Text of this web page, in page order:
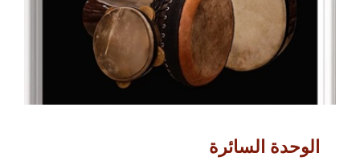
اﻟﻮﺣﺪة اﻟﺴﺎﺋﺮة